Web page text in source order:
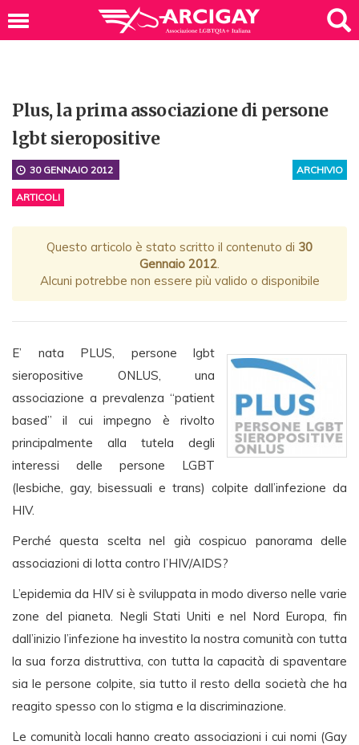
Plus, la prima associazione di persone
lgbt sieropositive
ARCHIVIO
30 GENNAIO 2012
ARTICOLI
Questo articolo è stato scritto il contenuto di 30
Gennaio 2012.
Alcuni potrebbe non essere più valido o disponibile
E’ nata PLUS, persone lgbt
sieropositive ONLUS, una
associazione a prevalenza “patient
based” il cui impegno è rivolto
principalmente alla tutela degli
interessi delle persone LGBT
(lesbiche, gay, bisessuali e trans) colpite dall’infezione da
HIV.
Perché questa scelta nel già cospicuo panorama delle
associazioni di lotta contro l’HIV/AIDS?
L’epidemia da HIV si è sviluppata in modo diverso nelle varie
zone del pianeta. Negli Stati Uniti e nel Nord Europa, fin
dall’inizio l’infezione ha investito la nostra comunità con tutta
la sua forza distruttiva, con tutta la capacità di spaventare
sia le persone colpite, sia tutto il resto della società che ha
reagito spesso con lo stigma e la discriminazione.
Le comunità locali hanno creato associazioni i cui nomi (Gay